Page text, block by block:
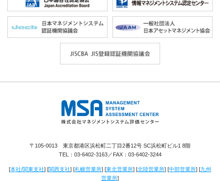
〒105-0013 東京都港区浜松町二丁目2番12号 SC浜松町ビル1 8階
TEL： 03-6402-3163／FAX：03-6402-3244
[本社/関東支社] [関西支社] [札幌営業所] [東北営業所] [北陸営業所] [中部営業所] [九州
営業所]